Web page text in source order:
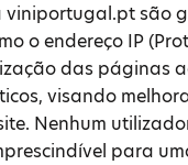
viniportugal.pt são
o endereço IP
das páginas
visando
Nenhum
para